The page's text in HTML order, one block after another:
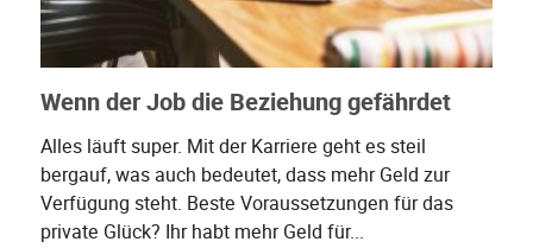
Wenn der Job die Beziehung gefährdet
Alles läuft super. Mit der Karriere geht es steil
bergauf, was auch bedeutet, dass mehr Geld zur
Verfügung steht. Beste Voraussetzungen für das
private Glück? Ihr habt mehr Geld für...